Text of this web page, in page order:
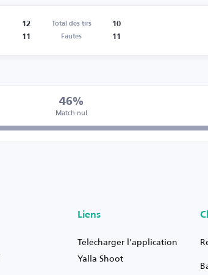
12 Total des tirs
10
11
Fautes 11
46%
Match nul
Liens
Télécharger l'application
Yalla Shoot